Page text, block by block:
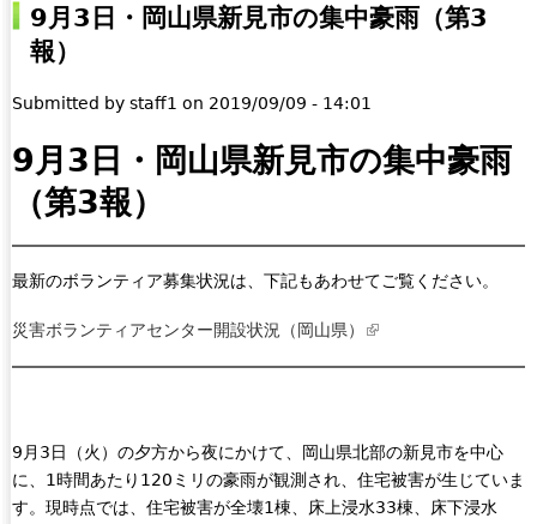
ジ
9月3日・岡山県新見市の集中豪雨（第3
報）
Submitted by staff1 on 2019/09/09 - 14:01
9月3日・岡山県新見市の集中豪雨
（第3報）
最新のボランティア募集状況は、下記もあわせてご覧ください。
災害ボランティアセンター開設状況（岡山県）
(
k
i
s
9月3日（火）の夕方から夜にかけて、岡山県北部の新見市を中心
に、1時間あたり120ミリの豪雨が観測され、住宅被害が生じていま
す。現時点では、住宅被害が全壊1棟、床上浸水33棟、床下浸水